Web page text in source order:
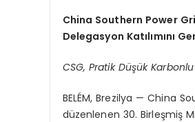
China Southern Power
Delegasyon Katılımını
CSG, Pratik Düşük
BELÉM, Brezilya — China
düzenlenen 30. Birleşmiş